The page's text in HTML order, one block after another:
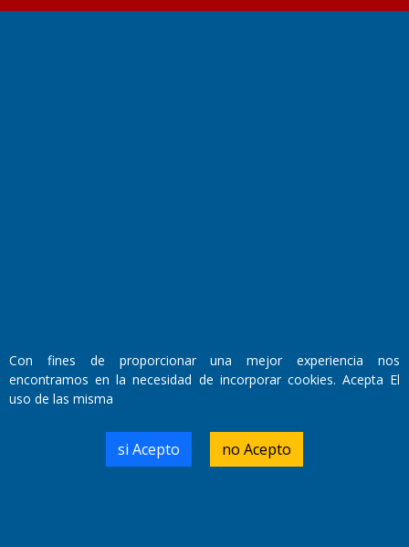
Propietario: El Diario SRL
Director Periodístico:
Walter René Goñi
Domicilio Legal: José Ingenieros 855,
Santa Rosa, La Pampa.
Con fines de proporcionar una mejor experiencia nos
encontramos en la necesidad de incorporar cookies. Acepta El
uso de las misma
si Acepto no Acepto